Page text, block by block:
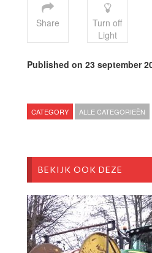
Share
Turn off
Light
Published on 23 september
CATEGORY ALLE CATEGORIEËN
BEKIJK OOK DEZE